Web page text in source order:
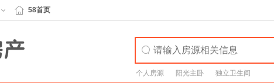
58首页
个人房源 阳光主卧 独立卫生间